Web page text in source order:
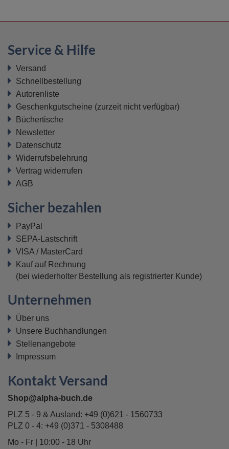
Service & Hilfe
Versand
Schnellbestellung
Autorenliste
Geschenkgutscheine (zurzeit nicht verfügbar)
Büchertische
Newsletter
Datenschutz
Widerrufsbelehrung
Vertrag widerrufen
AGB
Sicher bezahlen
PayPal
SEPA-Lastschrift
VISA / MasterCard
Kauf auf Rechnung
(bei wiederholter Bestellung als registrierter Kunde)
Unternehmen
Über uns
Unsere Buchhandlungen
Stellenangebote
Impressum
Kontakt Versand
Shop@alpha-buch.de
PLZ 5 - 9 & Ausland: +49 (0)621 - 1560733
PLZ 0 - 4: +49 (0)371 - 5308488
Mo - Fr | 10:00 - 18 Uhr